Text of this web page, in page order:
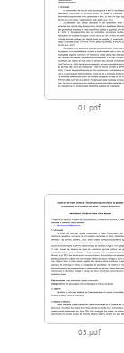
01.pdf
03.pdf